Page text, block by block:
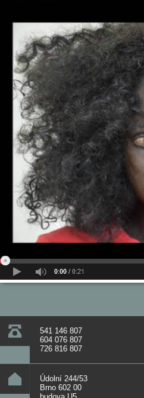
541 146 807
604 076 807
726 816 807
Údolní 244/53
Brno 602 00